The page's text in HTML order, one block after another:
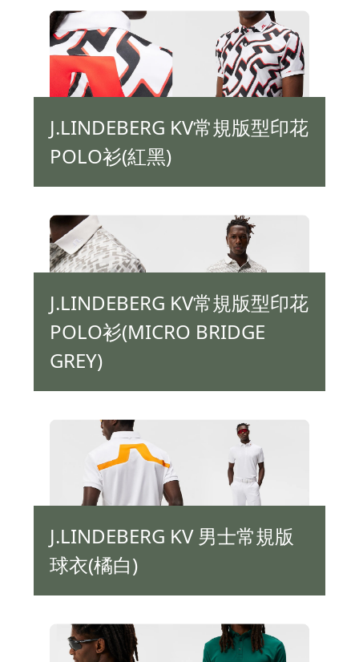
J.LINDEBERG KV常規版型印花
POLO衫(紅黑)
J.LINDEBERG KV常規版型印花
POLO衫(MICRO BRIDGE
GREY)
J.LINDEBERG KV 男士常規版
球衣(橘白)